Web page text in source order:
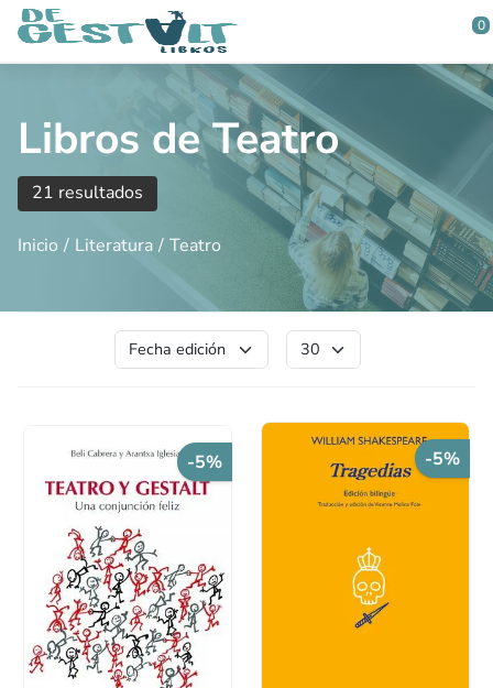
Saltar al contenido principal
0
Libros de Teatro
21 resultados
Inicio Literatura Teatro
-5% -5%